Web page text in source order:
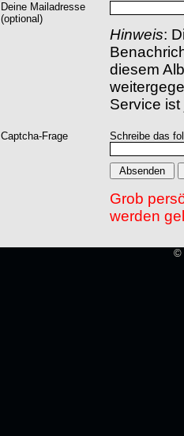
Deine Mailadresse
(optional)
Hinweis:
diesem
Service
Captcha-Frage Schreibe das
Grob
werden
©